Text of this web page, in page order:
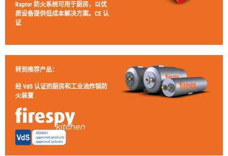
Raptor 防火系统可用于厨房，以优
质设备提供低成本解决方案。CE 认
证
转到推荐产品：
经 VdS 认证的厨房和工业油炸锅防
火装置